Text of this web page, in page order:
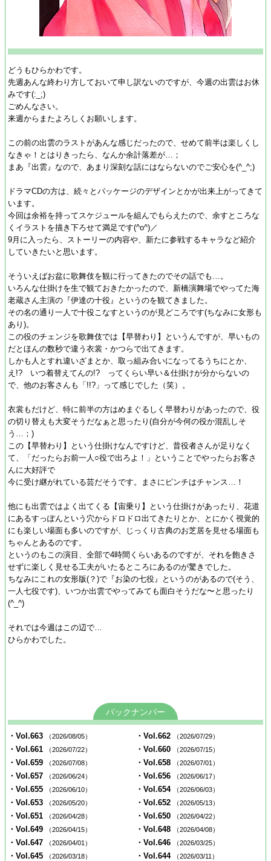
どうもひらかわです。
先週あんな終わり方しておいて申し訳ないのですが、今週の出雲はお休
みです(:_;)
ごめんなさい。
来週からまたよろしくお願いします。
この前の出雲のラストがあんな感じだったので、せめて前半は楽しくし
なきゃ！とはりきったら、なんか余計落差が…；
まあ『出雲』なので、あまり深刻な話にはならないのでご安心を(^_^;)
ドラマCDの方は、続々とパッケージのデザインとかが出来上がってきて
います。
今回は余裕を持ってスケジュールを組んでもらえたので、余すところな
くイラストを描き下ろせて満足です(^o^)／
9月に入ったら、ストーリーの内容や、新たに参戦するキャラなど紹介
していきたいと思います。
そういえばお盆に歌舞伎を観に行ってきたのでその話でも…。
いろんな仕掛けを生で観ておきたかったので、新橋演舞場でやってた海
老蔵さん主演の『伊達の十役』というのを観てきました。
その名の通り一人で十役こなすというのが見どころです(ちなみに女形も
あり)。
この役のチェンジを歌舞伎では【早替わり】というんですが、早いもの
だとほんの数秒で違う衣裳・かつらで出てきます。
しかも人とすれ違いざまとか、取っ組み合いになってるうちにとか、
え!? いつ着替えてんの!? ってくらい早い＆仕掛けが分からないの
で、他のお客さんも「!!?」って感じでした（笑）。
衣裳もだけど、特に前半の方はめまぐるしく早替わりがあったので、役
の切り替えも大変そうだなぁと思ったり(自分が今何の役か混乱しそ
う…；)
この【早替わり】という仕掛けなんですけど、昔役者さんが足りなく
て、「だったらお前一人○役で出ろよ！」ということでやったらお客さ
んに大好評で
今に受け継がれている芸だそうです。まさにピンチはチャンス…！
他にも出雲ではよく出てくる【宙乗り】という仕掛けがあったり、花道
にあるすっぽんという穴からドロドロ出てきたりとか、とにかく視覚的
にも楽しい場面も多いのですが、じっくり古典のお芝居を見せる場面も
ちゃんとあるのです。
というのもこの演目、全部で4時間くらいあるのですが、それを飽きさ
せずに楽しく見せる工夫がいたるところにあるのが驚きでした。
ちなみにこれの女形版(？)で『お染の七役』というのがあるので(そう、
一人七役です)、いつか出雲でやってみても面白そうだな〜と思ったり
(^_^)
それでは今週はこの辺で…
ひらかわでした。
バックナンバー
・Vol.663 （2026/08/05） ・Vol.662 （2026/07/29）
・Vol.661 （2026/07/22） ・Vol.660 （2026/07/15）
・Vol.659 （2026/07/08） ・Vol.658 （2026/07/01）
・Vol.657 （2026/06/24） ・Vol.656 （2026/06/17）
・Vol.655 （2026/06/10） ・Vol.654 （2026/06/03）
・Vol.653 （2026/05/20） ・Vol.652 （2026/05/13）
・Vol.651 （2026/04/28） ・Vol.650 （2026/04/22）
・Vol.649 （2026/04/15） ・Vol.648 （2026/04/08）
・Vol.647 （2026/04/01） ・Vol.646 （2026/03/25）
・Vol.645 （2026/03/18） ・Vol.644 （2026/03/11）